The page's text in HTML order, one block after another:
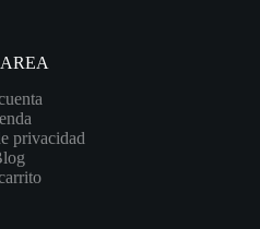
privacidad